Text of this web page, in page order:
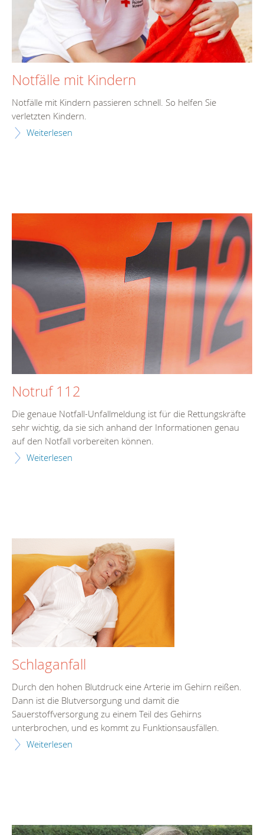
Notfälle mit Kindern
Notfälle mit Kindern passieren schnell. So helfen Sie
verletzten Kindern.
Weiterlesen
Notruf 112
Die genaue Notfall-Unfallmeldung ist für die Rettungskräfte
sehr wichtig, da sie sich anhand der Informationen genau
auf den Notfall vorbereiten können.
Weiterlesen
Schlaganfall
Durch den hohen Blutdruck eine Arterie im Gehirn reißen.
Dann ist die Blutversorgung und damit die
Sauerstoffversorgung zu einem Teil des Gehirns
unterbrochen, und es kommt zu Funktionsausfällen.
Weiterlesen